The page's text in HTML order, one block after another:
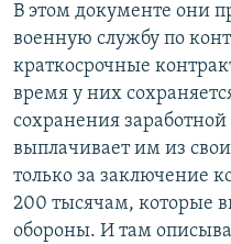
В этом документе они
военную службу по
краткосрочные
время у них
сохранения
выплачивает им из
только за заключение
200 тысячам, которые
обороны. И там